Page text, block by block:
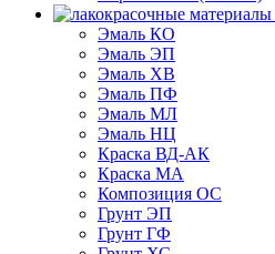
Эмаль КО
Эмаль ЭП
Эмаль ХВ
Эмаль ПФ
Эмаль МЛ
Эмаль НЦ
Краска ВД-АК
Краска МА
Композиция ОС
Грунт ЭП
Грунт ГФ